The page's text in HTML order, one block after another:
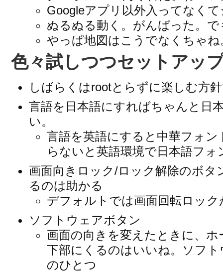
Googleアプリ以外入ってなく
ぬるぬる動く。がんばった。
やっぱ地図はこうでなくちゃね
色々試しつつセットアッ
しばらくはrootとらずに楽しむ方
言語を日本語にすればちゃんと日
い。
言語を英語にすると中華フォ
らないと英語環境で日本語フ
画面向きロック/ロック解除のボタ
るのは助かる
デフォルトでは画面回転ロッ
ソフトウェアボタン
画面の向きを変えたときに、
下部にくるのはいいね。ソフ
のひとつ